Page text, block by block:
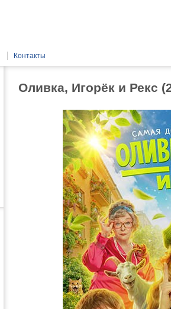
Контакты
Оливка, Игорёк и Рекс